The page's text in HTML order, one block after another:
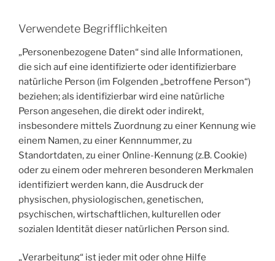
Verwendete Begrifflichkeiten
„Personenbezogene Daten“ sind alle Informationen,
die sich auf eine identifizierte oder identifizierbare
natürliche Person (im Folgenden „betroffene Person“)
beziehen; als identifizierbar wird eine natürliche
Person angesehen, die direkt oder indirekt,
insbesondere mittels Zuordnung zu einer Kennung wie
einem Namen, zu einer Kennnummer, zu
Standortdaten, zu einer Online-Kennung (z.B. Cookie)
oder zu einem oder mehreren besonderen Merkmalen
identifiziert werden kann, die Ausdruck der
physischen, physiologischen, genetischen,
psychischen, wirtschaftlichen, kulturellen oder
sozialen Identität dieser natürlichen Person sind.
„Verarbeitung“ ist jeder mit oder ohne Hilfe